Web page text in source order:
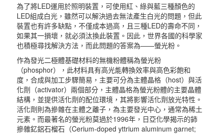
為了將LED運用於照明裝置，可使用紅、綠與藍三種顏色的
LED組成白光，雖然可以解決過去無法產生白光的問題，但此
裝置也有許多缺點，不僅成本過高，且三種LED的壽命不同，
如果其一損壞，就必須汰換此裝置。因此，世界各國的科學家
也積極尋找解決方法，而此問題的答案為——螢光粉。
作為發光二極體基礎材料的無機粉體稱為螢光粉
（phosphor），此材料具有高光能轉換效率與高色彩飽和
度，合成與加工步驟簡易，主要可分為主體晶格（host）與活
化劑（activator）兩個部分，主體晶格為螢光粉體的主要晶體
結構，並提供活化劑的配位環境，其將影響活化劑放光特性。
活化劑則為摻雜在主體之離子，為主要發光中心，通常為稀土
元素。而最著名的螢光粉莫過於1996年，日亞化學揭示的鈰
摻雜釔鋁石榴石（Cerium-doped yttrium aluminum garnet;